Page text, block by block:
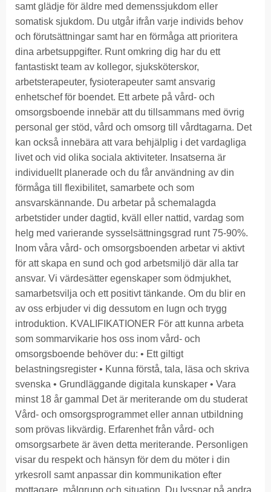
samt glädje för äldre med demenssjukdom eller
somatisk sjukdom. Du utgår ifrån varje individs behov
och förutsättningar samt har en förmåga att prioritera
dina arbetsuppgifter. Runt omkring dig har du ett
fantastiskt team av kollegor, sjuksköterskor,
arbetsterapeuter, fysioterapeuter samt ansvarig
enhetschef för boendet. Ett arbete på vård- och
omsorgsboende innebär att du tillsammans med övrig
personal ger stöd, vård och omsorg till vårdtagarna. Det
kan också innebära att vara behjälplig i det vardagliga
livet och vid olika sociala aktiviteter. Insatserna är
individuellt planerade och du får användning av din
förmåga till flexibilitet, samarbete och som
ansvarskännande. Du arbetar på schemalagda
arbetstider under dagtid, kväll eller nattid, vardag som
helg med varierande sysselsättningsgrad runt 75-90%.
Inom våra vård- och omsorgsboenden arbetar vi aktivt
för att skapa en sund och god arbetsmiljö där alla tar
ansvar. Vi värdesätter egenskaper som ödmjukhet,
samarbetsvilja och ett positivt tänkande. Om du blir en
av oss erbjuder vi dig dessutom en lugn och trygg
introduktion. KVALIFIKATIONER För att kunna arbeta
som sommarvikarie hos oss inom vård- och
omsorgsboende behöver du: • Ett giltigt
belastningsregister • Kunna förstå, tala, läsa och skriva
svenska • Grundläggande digitala kunskaper • Vara
minst 18 år gammal Det är meriterande om du studerat
Vård- och omsorgsprogrammet eller annan utbildning
som prövas likvärdig. Erfarenhet från vård- och
omsorgsarbete är även detta meriterande. Personligen
visar du respekt och hänsyn för dem du möter i din
yrkesroll samt anpassar din kommunikation efter
mottagare, målgrupp och situation. Du lyssnar på andra